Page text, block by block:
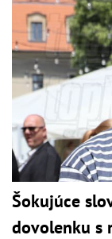
Šokujúce
dovolenku s